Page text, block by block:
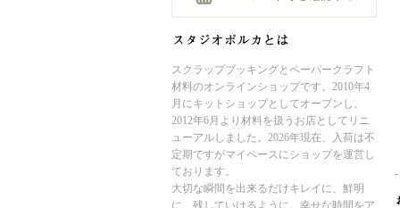
スクラップブッキングとペーパークラフト
材料のオンラインショップです。2010年4
月にキットショップとしてオープンし、
2012年6月より材料を扱うお店としてリニ
ューアルしました。2026年現在、入荷は不
定期ですがマイペースにショップを運営し
ております。
大切な瞬間を出来るだけキレイに、鮮明
に、残していけるように。幸せな時間をア